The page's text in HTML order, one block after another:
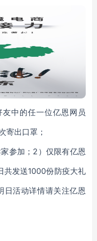
中的任一位亿恩网员
寄出口罩；
参加；2）仅限有亿恩
共发送1000份防疫大礼
日活动详情请关注亿恩